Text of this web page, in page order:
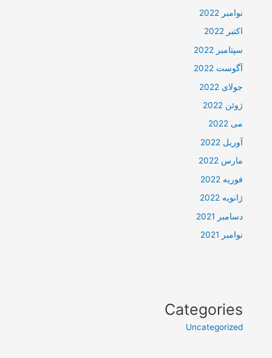
نوامبر 2022
اکتبر 2022
سپتامبر 2022
آگوست 2022
جولای 2022
ژوئن 2022
می 2022
آوریل 2022
مارس 2022
فوریه 2022
ژانویه 2022
دسامبر 2021
نوامبر 2021
Categories
Uncategorized